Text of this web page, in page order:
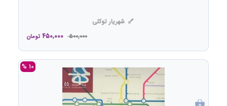
شهریار توکلی
500,000
450,000 تومان
10 %